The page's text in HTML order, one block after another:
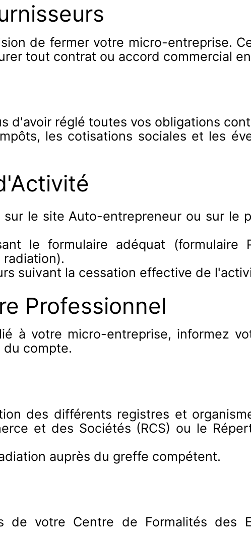
de fermer votre micro-entreprise.
tout contrat ou accord commercial
d'avoir réglé toutes vos obligations
les cotisations sociales et les
le site Auto-entrepreneur ou sur le
le formulaire adéquat (formulaire
suivant la cessation effective de
Professionnel
à votre micro-entreprise, informez
compte.
des différents registres et
et des Sociétés (RCS) ou le
auprès du greffe compétent.
votre Centre de Formalités des